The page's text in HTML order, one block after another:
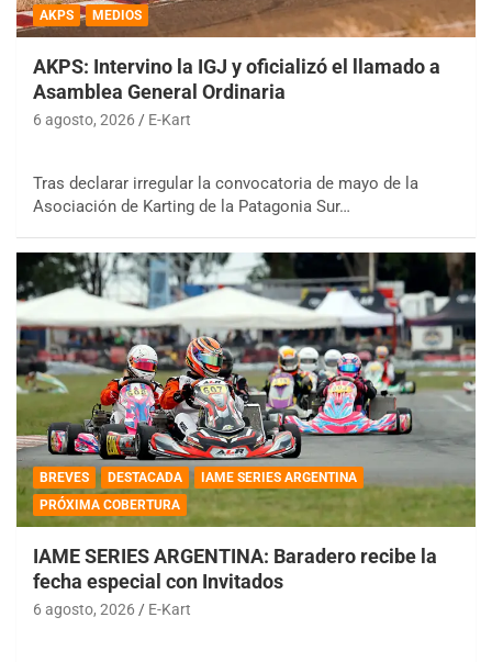
AKPS MEDIOS
AKPS: Intervino la IGJ y oficializó el llamado a
Asamblea General Ordinaria
6 agosto, 2026 E-Kart
Tras declarar irregular la convocatoria de mayo de la
Asociación de Karting de la Patagonia Sur…
BREVES DESTACADA
IAME SERIES ARGENTINA
PRÓXIMA COBERTURA
IAME SERIES ARGENTINA: Baradero recibe la
fecha especial con Invitados
6 agosto, 2026 E-Kart